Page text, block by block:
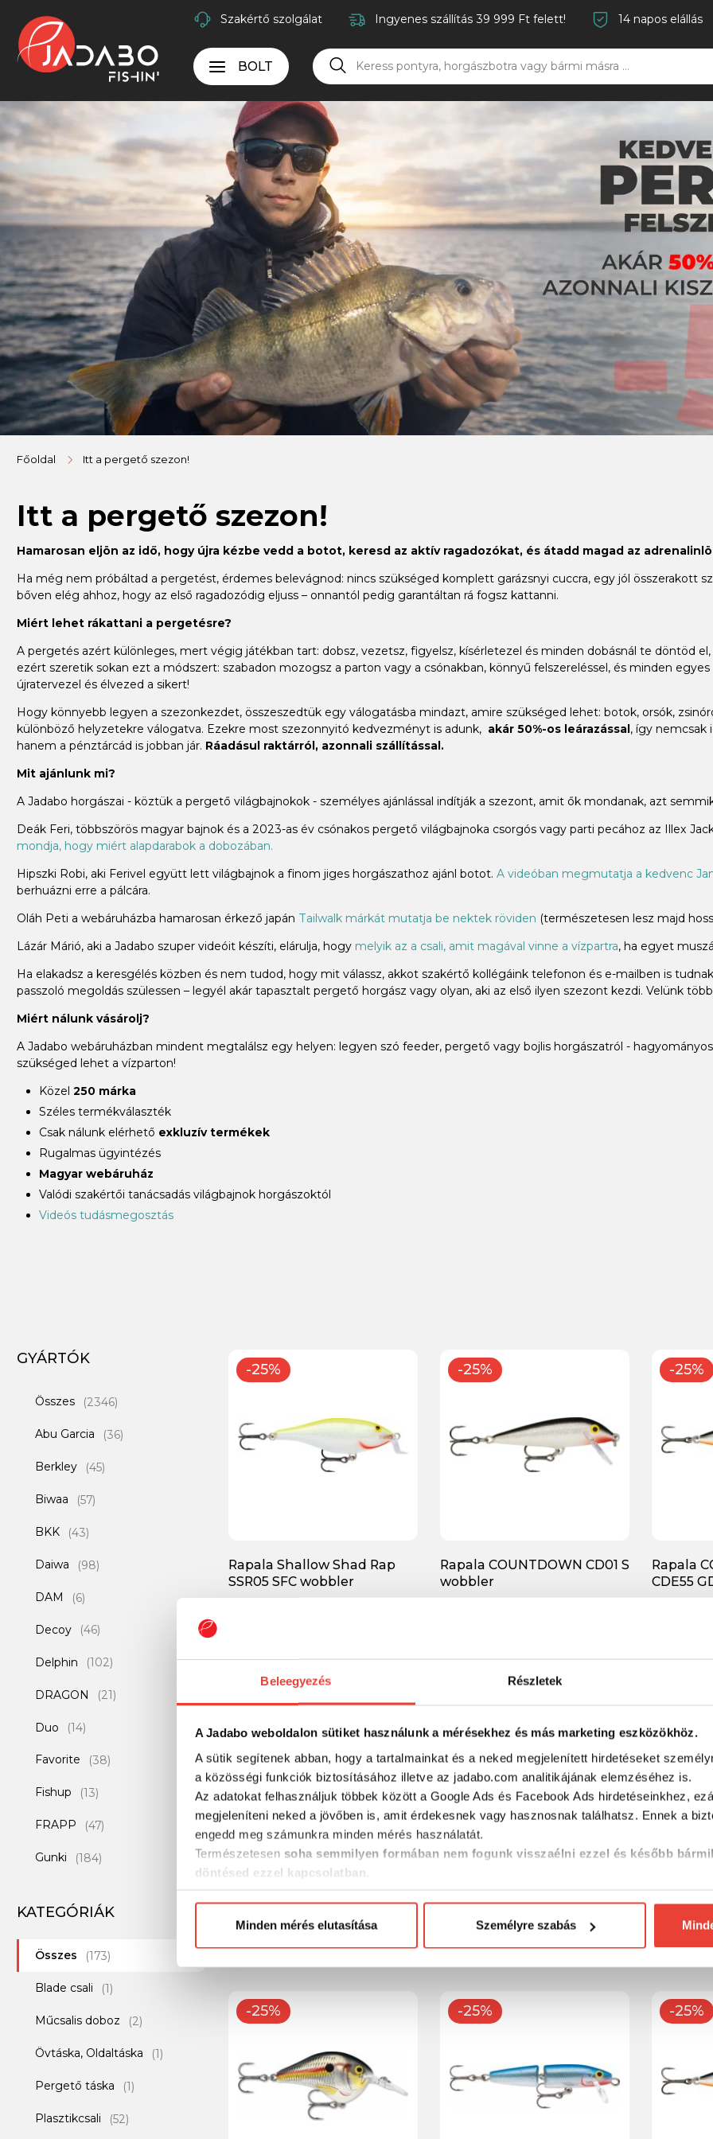
Beleegyezés Részletek
A Jadabo weboldalon sütiket használunk a mérésekhez és más marketing eszközökhöz.
A sütik segítenek abban, hogy a tartalmainkat és a neked megjelenített hirdetéseket
a közösségi funkciók biztosításához illetve az jadabo.com analitikájának elemzéséhez is.
Az adatokat felhasználjuk többek között a Google Ads és Facebook Ads hirdetéseinkhez,
megjeleníteni neked a jövőben is, amit érdekesnek vagy hasznosnak találhatsz. Ennek a
engedd meg számunkra minden mérés használatát.
Természetesen soha semmilyen formában nem fogunk visszaélni ezzel és később
döntésed ezzel kapcsolatban.
Előre is köszönjük!
Minden mérés elutasítása Személyre szabás
Szakértő szolgálat Ingyenes szállítás 39 999 Ft felett! 14 napos elállás
BOLT
Főoldal Itt a pergető szezon!
Itt a pergető szezon!
Hamarosan eljön az idő, hogy újra kézbe vedd a botot, keresd az aktív ragadozókat, és átadd magad az
Ha még nem próbáltad a pergetést, érdemes belevágnod: nincs szükséged komplett garázsnyi cuccra, egy jól összerakott
bőven elég ahhoz, hogy az első ragadozódig eljuss – onnantól pedig garantáltan rá fogsz kattanni.
Miért lehet rákattani a pergetésre?
A pergetés azért különleges, mert végig játékban tart: dobsz, vezetsz, figyelsz, kísérletezel és minden dobásnál te döntöd
ezért szeretik sokan ezt a módszert: szabadon mozogsz a parton vagy a csónakban, könnyű felszereléssel, és minden
újratervezel és élvezed a sikert!
Hogy könnyebb legyen a szezonkezdet, összeszedtük egy válogatásba mindazt, amire szükséged lehet: botok, orsók,
különböző helyzetekre válogatva. Ezekre most szezonnyitó kedvezményt is adunk, akár 50%-os leárazással, így nemcsak
hanem a pénztárcád is jobban jár. Ráadásul raktárról, azonnali szállítással.
Mit ajánlunk mi?
A Jadabo horgászai - köztük a pergető világbajnokok - személyes ajánlással indítják a szezont, amit ők mondanak, azt
Deák Feri, többszörös magyar bajnok és a 2023-as év csónakos pergető világbajnoka csorgós vagy parti pecához az Illex
mondja, hogy miért alapdarabok a dobozában.
Hipszki Robi, aki Ferivel együtt lett világbajnok a finom jiges horgászathoz ajánl botot. A videóban megmutatja a kedvenc
berhuázni erre a pálcára.
Oláh Peti a webáruházba hamarosan érkező japán Tailwalk márkát mutatja be nektek röviden (természetesen lesz majd
Lázár Márió, aki a Jadabo szuper videóit készíti, elárulja, hogy melyik az a csali, amit magával vinne a vízpartra, ha egyet
Ha elakadsz a keresgélés közben és nem tudod, hogy mit válassz, akkot szakértő kollégáink telefonon és e-mailben is
passzoló megoldás szülessen – legyél akár tapasztalt pergető horgász vagy olyan, aki az első ilyen szezont kezdi. Velünk
Miért nálunk vásárolj?
A Jadabo webáruházban mindent megtalálsz egy helyen: legyen szó feeder, pergető vagy bojlis horgászatról -
szükséged lehet a vízparton!
Közel 250 márka
Széles termékválaszték
Csak nálunk elérhető exkluzív termékek
Rugalmas ügyintézés
Magyar webáruház
Valódi szakértői tanácsadás világbajnok horgászoktól
Videós tudásmegosztás
GYÁRTÓK
Összes (2346)
Abu Garcia (36)
Berkley (45)
Biwaa (57)
BKK (43)
Daiwa (98)
DAM (6)
Decoy (46)
Delphin (102)
DRAGON (21)
Duo (14)
Favorite (38)
Fishup (13)
FRAPP (47)
Gunki (184)
Iron Claw (65)
Jackall (5)
Jadabo (2)
Keitech (137)
Lurefans (26)
Major Craft (8)
KATEGÓRIÁK
Összes (173)
Blade csali (1)
Műcsalis doboz (2)
Övtáska, Oldaltáska (1)
Pergető táska (1)
Plasztikcsali (52)
-25%
Rapala Shallow Shad Rap
SSR05 SFC wobbler
-25%
Rapala COUNTDOWN CD01 S
wobbler
-25%
Rapala
CDE55
-25%
MINNOW ULM04 SB wobbler
3 440 Ft
SSR07 S wobbler
3 894 Ft
crank
5 478
-25% -25% -25%